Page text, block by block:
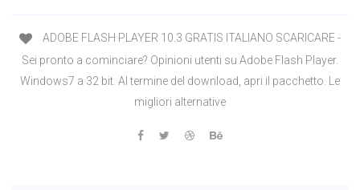
ADOBE FLASH PLAYER 10.3 GRATIS ITALIANO SCARICARE -
Sei pronto a cominciare? Opinioni utenti su Adobe Flash Player.
Windows7 a 32 bit. Al termine del download, apri il pacchetto. Le
migliori alternative